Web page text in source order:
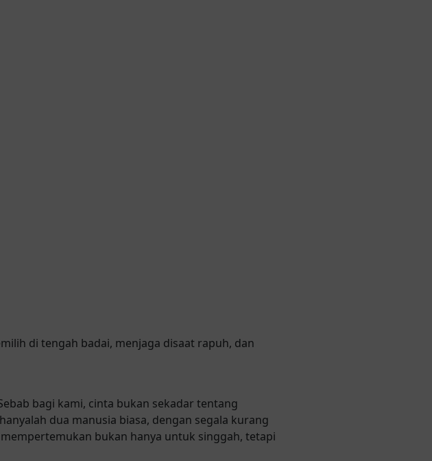
di tengah badai, menjaga disaat rapuh, dan
bagi kami, cinta bukan sekadar tentang
dua manusia biasa, dengan segala kurang
bukan hanya untuk singgah, tetapi